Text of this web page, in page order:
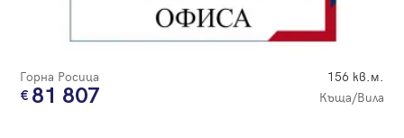
Горна Росица 156 кв.м.
81 807 Къща/Вила